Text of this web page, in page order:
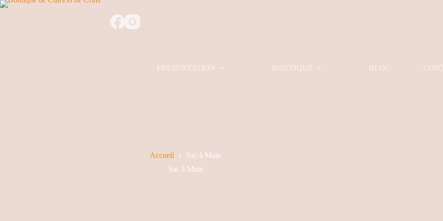
PRESENTATION BOUTIQUE BLOG
Accueil
Sac à Main
Sac à Main